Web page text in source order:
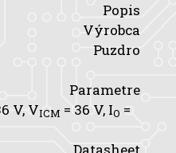
Popis
Výrobca
Puzdro
Parametre
V, VICM = 36 V, IO =